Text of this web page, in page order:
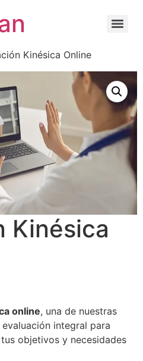
Kinésica Online
Kinésica
online, una de nuestras
integral para
objetivos y necesidades